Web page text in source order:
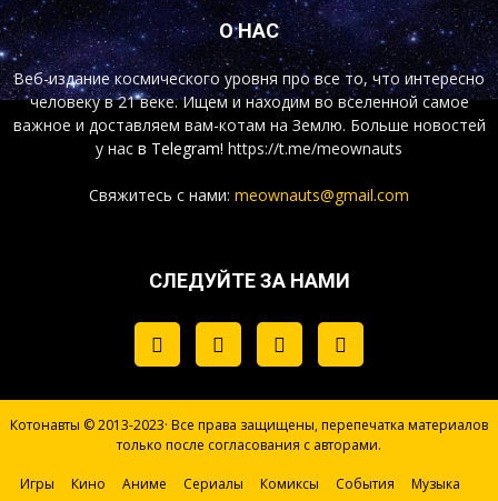
О НАС
Веб-издание космического уровня про все то, что интересно
человеку в 21 веке. Ищем и находим во вселенной самое
важное и доставляем вам-котам на Землю. Больше новостей
у нас в Telegram! https://t.me/meownauts
Свяжитесь с нами: meownauts@gmail.com
СЛЕДУЙТЕ ЗА НАМИ
Котонавты © 2013-2023· Все права защищены, перепечатка материалов
только после согласования с авторами.
Игры Кино Аниме Сериалы Комиксы События
Музыка